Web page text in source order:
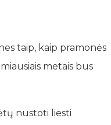
taip, kaip pramonės
metais bus
nustoti liesti